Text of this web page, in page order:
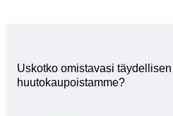
Uskotko omistavasi
huutokaupoistamme?